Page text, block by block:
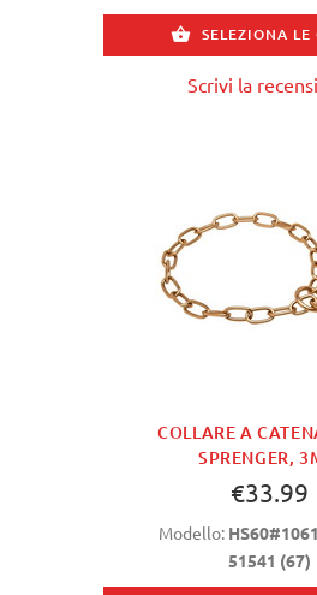
SELEZIONA LE
Scrivi la
COLLARE A
SPRENGER,
€33.99
Modello:
51541 (67)